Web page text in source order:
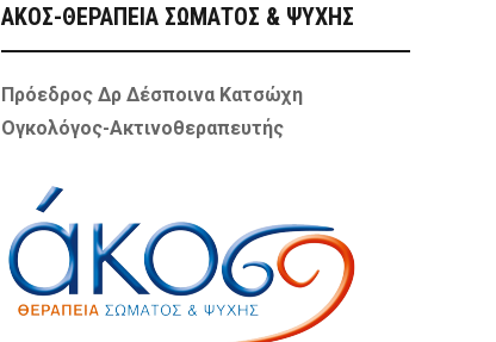
ΑΚΟΣ-ΘΕΡΑΠΕΙΑ ΣΩΜΑΤΟΣ & ΨΥΧΗΣ
Πρόεδρος Δρ Δέσποινα Κατσώχη
Ογκολόγος-Ακτινοθεραπευτής